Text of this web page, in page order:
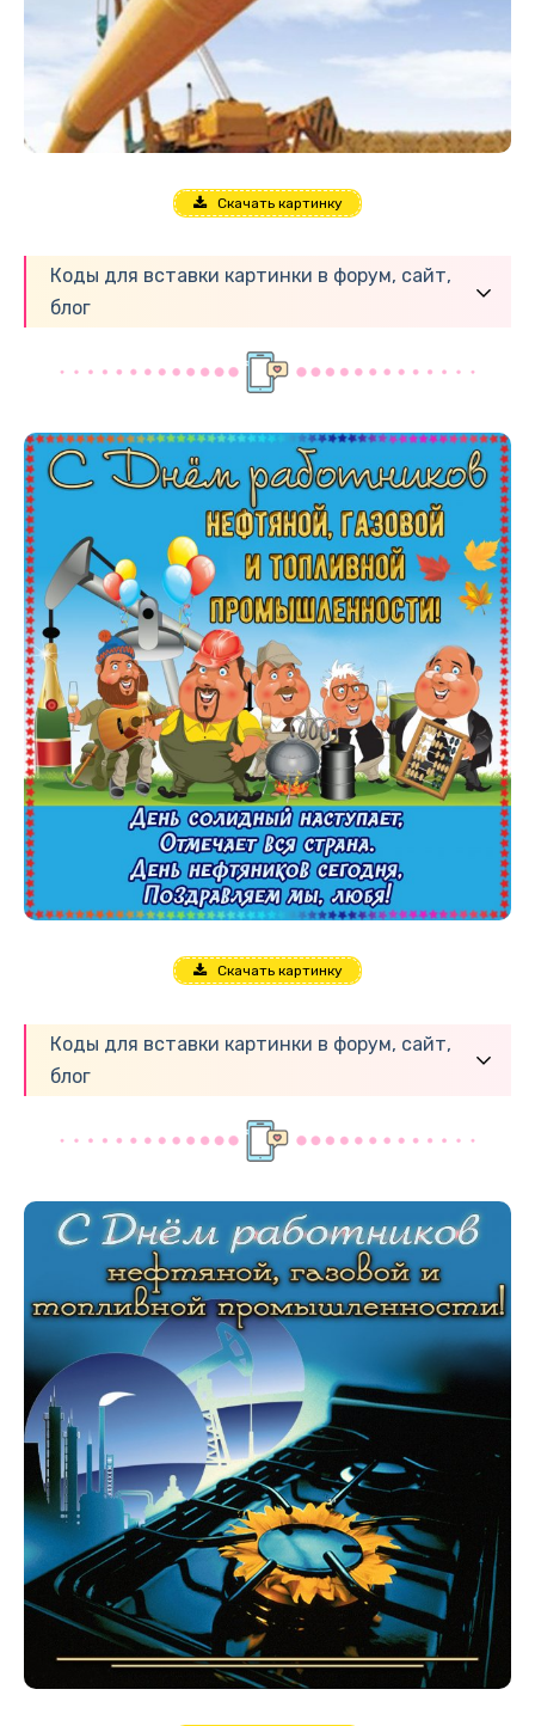
Скачать картинку
Коды для вставки картинки в форум, сайт,
блог
Скачать картинку
Коды для вставки картинки в форум, сайт,
блог